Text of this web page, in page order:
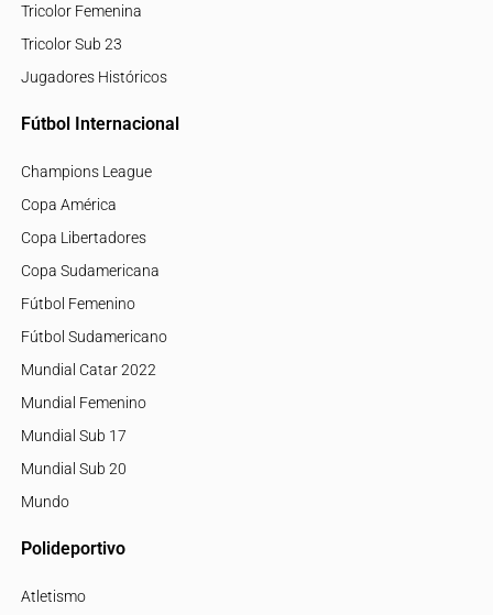
Tricolor Femenina
Tricolor Sub 23
Jugadores Históricos
Fútbol Internacional
Champions League
Copa América
Copa Libertadores
Copa Sudamericana
Fútbol Femenino
Fútbol Sudamericano
Mundial Catar 2022
Mundial Femenino
Mundial Sub 17
Mundial Sub 20
Mundo
Polideportivo
Atletismo